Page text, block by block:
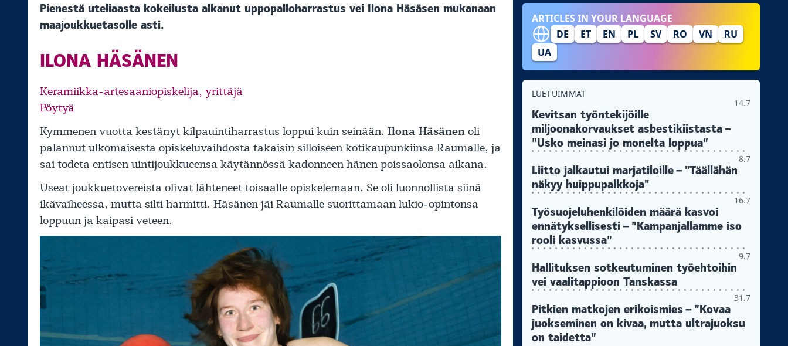
Pienestä uteliaasta kokeilusta alkanut uppopalloharrastus vei Ilona Häsäsen mukanaan
maajoukkuetasolle asti.
ILONA HÄSÄNEN
Keramiikka-artesaaniopiskelija, yrittäjä
Pöytyä
Kymmenen vuotta kestänyt kilpauintiharrastus loppui kuin seinään. Ilona Häsänen oli
palannut ulkomaisesta opiskeluvaihdosta takaisin silloiseen kotikaupunkiinsa Raumalle, ja
sai todeta entisen uintijoukkueensa käytännössä kadonneen hänen poissaolonsa aikana.
Useat joukkuetovereista olivat lähteneet toisaalle opiskelemaan. Se oli luonnollista siinä
ikävaiheessa, mutta silti harmitti. Häsänen jäi Raumalle suorittamaan lukio-opintonsa
loppuun ja kaipasi veteen.
ARTICLES IN YOUR LANGUAGE
DE
ET EN PL SV RO VN
RU
UA
LUETUIMMAT
14.7
Kevitsan työntekijöille
miljoonakorvaukset asbestikiistasta –
”Usko meinasi jo monelta loppua”
8.7
Liitto jalkautui marjatiloille – "Täällähän
näkyy huippupalkkoja"
16.7
Työsuojeluhenkilöiden määrä kasvoi
ennätyksellisesti – ”Kampanjallamme iso
rooli kasvussa”
9.7
Hallituksen sotkeutuminen työehtoihin
vei vaalitappioon Tanskassa
31.7
Pitkien matkojen erikoismies – ”Kovaa
juokseminen on kivaa, mutta ultrajuoksu
on taidetta”